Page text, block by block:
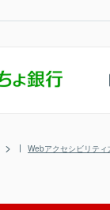
Webアクセシビリティ